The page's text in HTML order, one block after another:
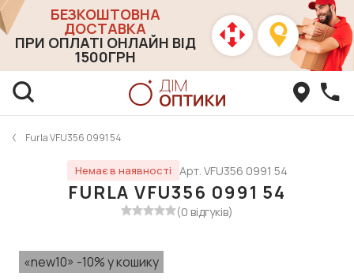
БЕЗКОШТОВНА
ДОСТАВКА
ПРИ ОПЛАТІ ОНЛАЙН ВІД
1500ГРН
Furla VFU356 0991 54
Немає в наявності Арт. VFU356 0991 54
FURLA VFU356 0991 54
(0 відгуків)
«new10» -10% у кошику